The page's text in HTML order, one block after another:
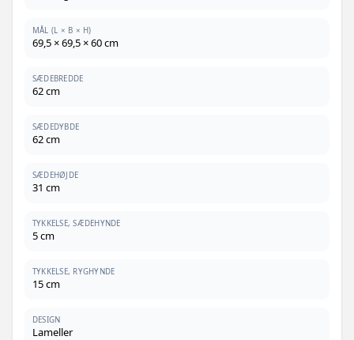
MÅL (L × B × H)
69,5 × 69,5 × 60 cm
SÆDEBREDDE
62 cm
SÆDEDYBDE
62 cm
SÆDEHØJDE
31 cm
TYKKELSE, SÆDEHYNDE
5 cm
TYKKELSE, RYGHYNDE
15 cm
DESIGN
Lameller